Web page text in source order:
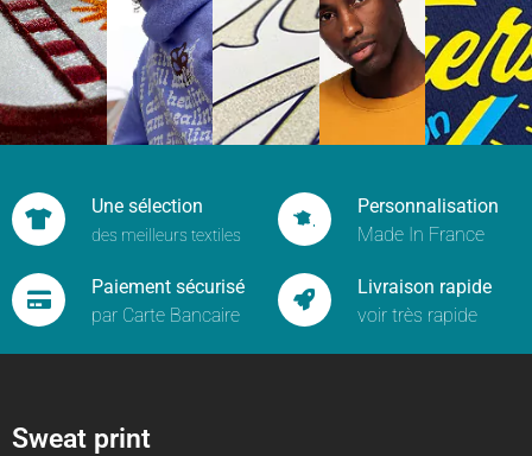
Une sélection
des meilleurs textiles
Personnalisation
Made In France
Paiement sécurisé
par Carte Bancaire
Livraison rapide
voir très rapide
Sweat print